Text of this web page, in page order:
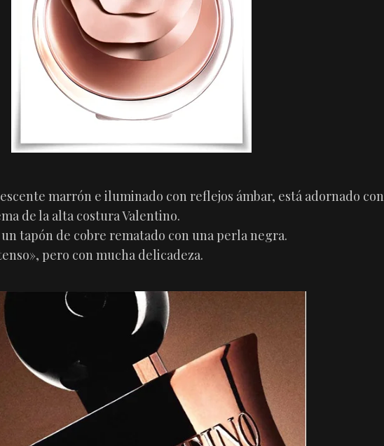
marrón e iluminado con reflejos ámbar, está adornado con
de la alta costura Valentino.
tapón de cobre rematado con una perla negra.
pero con mucha delicadeza.